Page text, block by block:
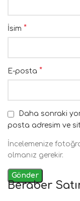
İsim *
E-posta *
Daha sonraki
posta adresim ve
İncelemenize
olmanız gerekir.
Beraber